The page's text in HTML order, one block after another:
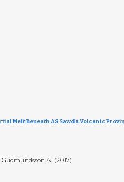
Melt Beneath AS Sawda Volcanic
Gudmundsson A. (2017)